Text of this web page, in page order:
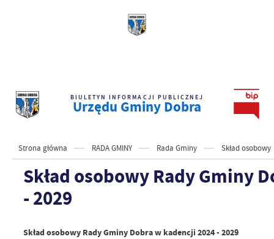
BIULETYN INFORMACJI PUBLICZNEJ
Urzędu Gminy Dobra
Strona główna RADA GMINY Rada Gminy Skład osobowy
Skład osobowy Rady Gminy
- 2029
Skład osobowy Rady Gminy Dobra w kadencji 2024 - 2029